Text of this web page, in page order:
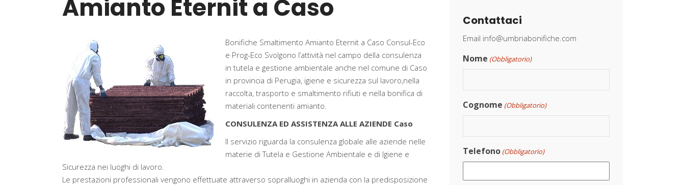
Amianto Eternit a Caso
Bonifiche Smaltimento Amianto Eternit a Caso Consul-Eco
e Prog-Eco Svolgono l’attività nel campo della consulenza
in tutela e gestione ambientale anche nel comune di Caso
in provincia di Perugia, igiene e sicurezza sul lavoro,nella
raccolta, trasporto e smaltimento rifiuti e nella bonifica di
materiali contenenti amianto.
CONSULENZA ED ASSISTENZA ALLE AZIENDE Caso
Il servizio riguarda la consulenza globale alle aziende nelle
materie di Tutela e Gestione Ambientale e di Igiene e
Sicurezza nei luoghi di lavoro.
Le prestazioni professionali vengono effettuate attraverso sopralluoghi in azienda con la predisposizione
Contattaci
Email info@umbriabonifiche.com
Nome (Obbligatorio)
Cognome (Obbligatorio)
Telefono (Obbligatorio)